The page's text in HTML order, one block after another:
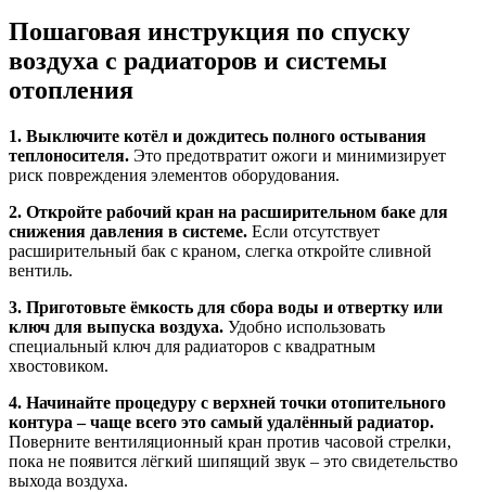
Пошаговая инструкция по спуску
воздуха с радиаторов и системы
отопления
1. Выключите котёл и дождитесь полного остывания
теплоносителя. Это предотвратит ожоги и минимизирует
риск повреждения элементов оборудования.
2. Откройте рабочий кран на расширительном баке для
снижения давления в системе. Если отсутствует
расширительный бак с краном, слегка откройте сливной
вентиль.
3. Приготовьте ёмкость для сбора воды и отвертку или
ключ для выпуска воздуха. Удобно использовать
специальный ключ для радиаторов с квадратным
хвостовиком.
4. Начинайте процедуру с верхней точки отопительного
контура – чаще всего это самый удалённый радиатор.
Поверните вентиляционный кран против часовой стрелки,
пока не появится лёгкий шипящий звук – это свидетельство
выхода воздуха.